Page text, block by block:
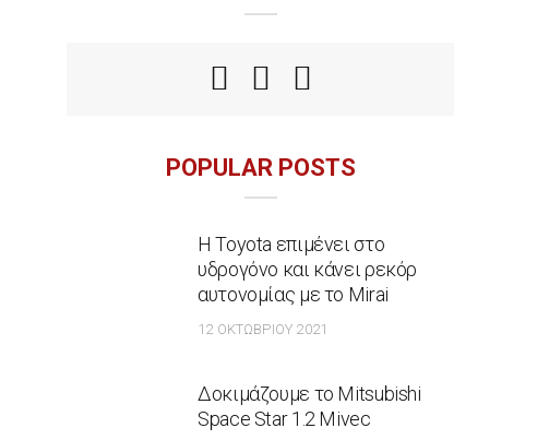
POPULAR POSTS
Η Toyota επιμένει στο
υδρογόνο και κάνει ρεκόρ
αυτονομίας με το Mirai
12 ΟΚΤΩΒΡΊΟΥ 2021
Δοκιμάζουμε το Mitsubishi
Space Star 1.2 Mivec